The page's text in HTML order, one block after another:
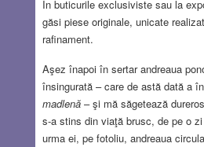
În buticurile exclusiviste sau la
găsi piese originale, unicate
rafinament.
Aşez înapoi în sertar andreaua
însingurată – care de astă dată a
madlenă– şi mă săgetează
s-a stins din viaţă brusc, de pe o
urma ei, pe fotoliu, andreaua